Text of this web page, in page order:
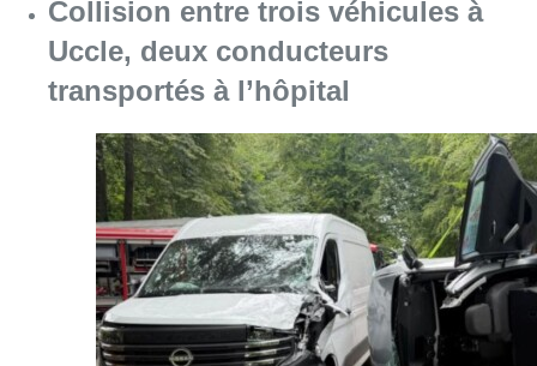
09 août 2026Consulter l'article "Collision entre trois
L’Union Saint-Gilloise démarre la
saison par un festival à Westerlo